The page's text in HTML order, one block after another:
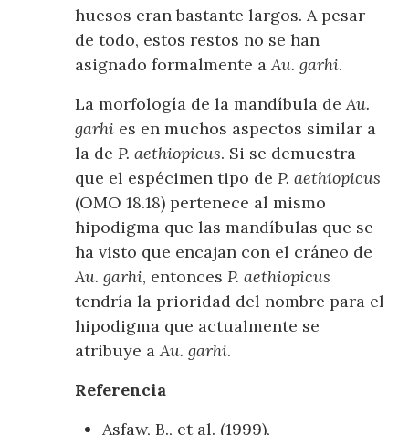
huesos eran bastante largos. A pesar
de todo, estos restos no se han
asignado formalmente aAu. garhi.
La morfología de la mandíbula de Au.
garhi es en muchos aspectos similar a
la deP. aethiopicus. Si se demuestra
que el espécimen tipo deP. aethiopicus
(OMO 18.18) pertenece al mismo
hipodigma que las mandíbulas que se
ha visto que encajan con el cráneo de
Au. garhi, entoncesP. aethiopicus
tendría la prioridad del nombre para el
hipodigma que actualmente se
atribuye aAu. garhi.
Referencia
Asfaw, B., et al. (1999),